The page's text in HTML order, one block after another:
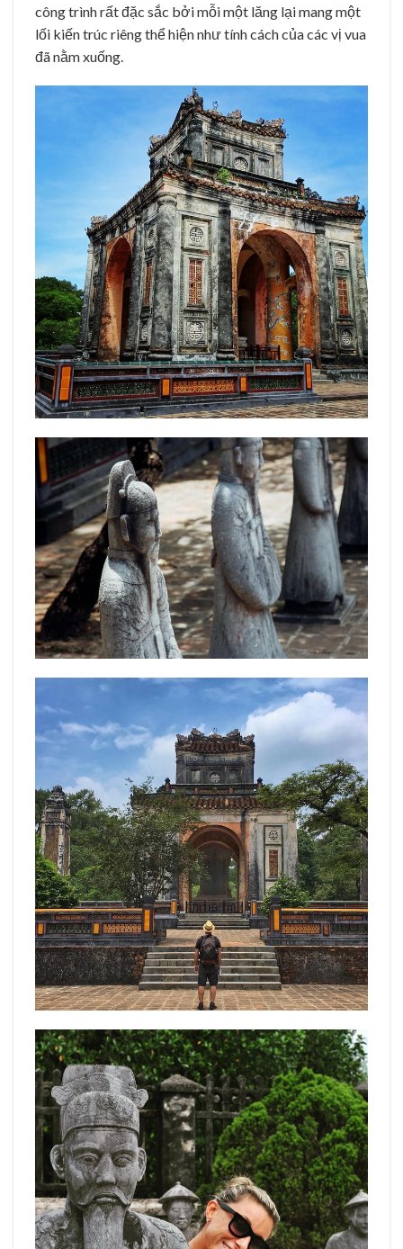
công trình rất đặc sắc bởi mỗi một lăng lại mang một
lối kiến trúc riêng thể hiện như tính cách của các vị vua
đã nằm xuống.